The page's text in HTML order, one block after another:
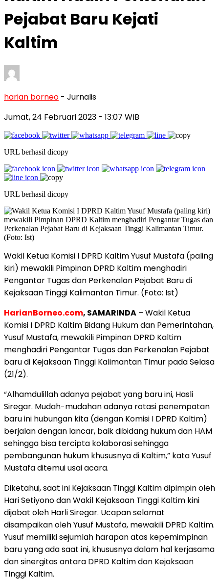
Pejabat Baru Kejati
Kaltim
harian borneo - Jurnalis
Jumat, 24 Februari 2023 - 13:07 WIB
URL berhasil dicopy
URL berhasil dicopy
Wakil Ketua Komisi I DPRD Kaltim Yusuf Mustafa (paling
kiri) mewakili Pimpinan DPRD Kaltim menghadiri
Pengantar Tugas dan Perkenalan Pejabat Baru di
Kejaksaan Tinggi Kalimantan Timur. (Foto: Ist)
HarianBorneo.com, SAMARINDA – Wakil Ketua
Komisi I DPRD Kaltim Bidang Hukum dan Pemerintahan,
Yusuf Mustafa, mewakili Pimpinan DPRD Kaltim
menghadiri Pengantar Tugas dan Perkenalan Pejabat
baru di Kejaksaan Tinggi Kalimantan Timur pada Selasa
(21/2).
“Alhamdulillah adanya pejabat yang baru ini, Hasli
Siregar. Mudah-mudahan adanya rotasi penempatan
baru ini hubungan kita (dengan Komisi I DPRD Kaltim)
berjalan dengan lancar, baik dibidang hukum dan HAM
sehingga bisa tercipta kolaborasi sehingga
pembangunan hukum khususnya di Kaltim,” kata Yusuf
Mustafa ditemui usai acara.
Diketahui, saat ini Kejaksaan Tinggi Kaltim dipimpin oleh
Hari Setiyono dan Wakil Kejaksaan Tinggi Kaltim kini
dijabat oleh Harli Siregar. Ucapan selamat
disampaikan oleh Yusuf Mustafa, mewakili DPRD Kaltim.
Yusuf memiliki sejumlah harapan atas kepemimpinan
baru yang ada saat ini, khususnya dalam hal kerjasama
dan sinergitas antara DPRD Kaltim dan Kejaksaan
Tinggi Kaltim.